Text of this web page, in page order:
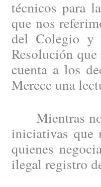
técnicos para
que nos
del Colegio y
Resolución
cuenta a los
Merece una
Mientras nos
iniciativas que
quienes
ilegal registro